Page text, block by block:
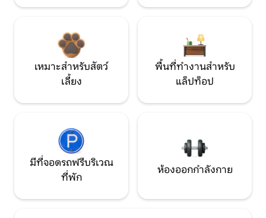
เหมาะสำหรับสัตว์
เลี้ยง
พื้นที่ทำงานสำหรับ
แล็ปท็อป
มีที่จอดรถฟรีบริเวณ
ที่พัก
ห้องออกกำลังกาย